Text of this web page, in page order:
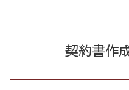
契約書作